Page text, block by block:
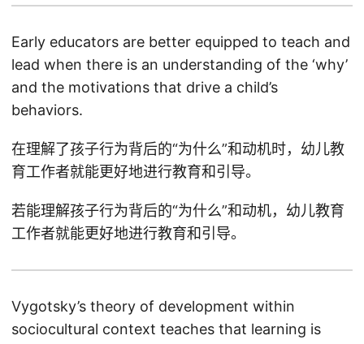
Early educators are better equipped to teach and
lead when there is an understanding of the ‘why’
and the motivations that drive a child’s
behaviors.
在理解了孩子行为背后的“为什么”和动机时，幼儿教
育工作者就能更好地进行教育和引导。
若能理解孩子行为背后的“为什么”和动机，幼儿教育
工作者就能更好地进行教育和引导。
Vygotsky’s theory of development within
sociocultural context teaches that learning is